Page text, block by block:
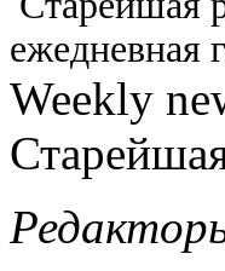
ежедневная
Weekly